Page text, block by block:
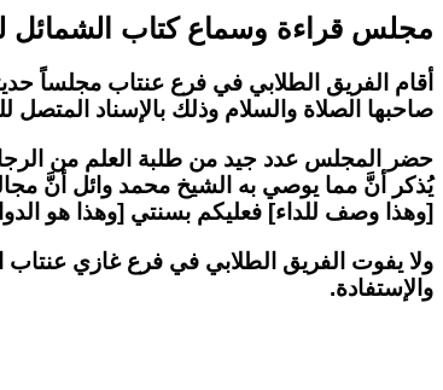
مجلس قراءة وسماع كتاب الشمائل
أقام الفريق الطلابي في فرع عنتاب مجلساً
صاحبها الصلاة والسلام وذلك بالإسناد المتصل
حضر المجلس عدد جيد من طلبة العلم من
يُذكر أنَّ مما يوصي به الشيخ محمد وائل أنَّ
[وهذا وصف للداء] فعليكم بسنتي [وهذا هو
ولا يفوت الفريق الطلابي في فرع غازي
والإستفادة.